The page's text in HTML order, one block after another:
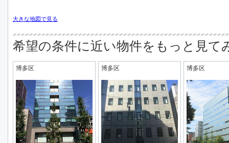
大きな地図で見る
希望の条件に近い物件をもっと見て
博多区 博多区 博多区